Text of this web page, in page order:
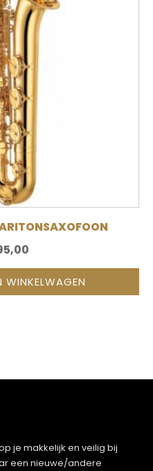
WINKELWAGEN
je makkelijk en veilig bij
een nieuwe/andere